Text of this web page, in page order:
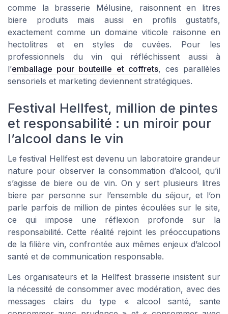
comme la brasserie Mélusine, raisonnent en litres
biere produits mais aussi en profils gustatifs,
exactement comme un domaine viticole raisonne en
hectolitres et en styles de cuvées. Pour les
professionnels du vin qui réfléchissent aussi à
l’emballage pour bouteille et coffrets, ces parallèles
sensoriels et marketing deviennent stratégiques.
Festival Hellfest, million de pintes
et responsabilité : un miroir pour
l’alcool dans le vin
Le festival Hellfest est devenu un laboratoire grandeur
nature pour observer la consommation d’alcool, qu’il
s’agisse de biere ou de vin. On y sert plusieurs litres
biere par personne sur l’ensemble du séjour, et l’on
parle parfois de million de pintes écoulées sur le site,
ce qui impose une réflexion profonde sur la
responsabilité. Cette réalité rejoint les préoccupations
de la filière vin, confrontée aux mêmes enjeux d’alcool
santé et de communication responsable.
Les organisateurs et la Hellfest brasserie insistent sur
la nécessité de consommer avec modération, avec des
messages clairs du type « alcool santé, sante